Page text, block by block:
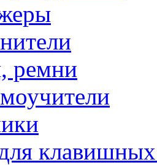
ремни
клавишных